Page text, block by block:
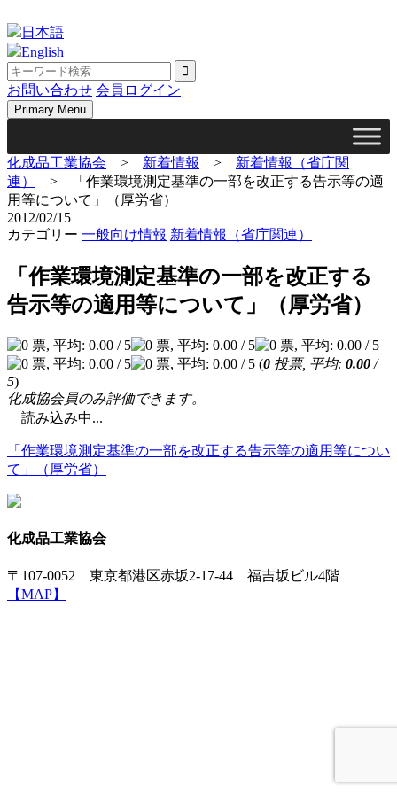
to
content
日本語
English
お問い合わせ 会員ログイン
Primary Menu
化成品工業協会 > 新着情報 > 新着情報（省庁関
連）
>
「作業環境測定基準の一部を改正する告示等の適
用等について」（厚労省）
2012/02/15
カテゴリー 一般向け情報 新着情報（省庁関連）
「作業環境測定基準の一部を改正する
告示等の適用等について」（厚労省）
(0 投票, 平均: 0.00 /
5)
化成協会員のみ評価できます。
読み込み中...
「作業環境測定基準の一部を改正する告示等の適用等につい
て」（厚労省）
化成品工業協会
〒107-0052 東京都港区赤坂2-17-44 福吉坂ビル4階
【MAP】